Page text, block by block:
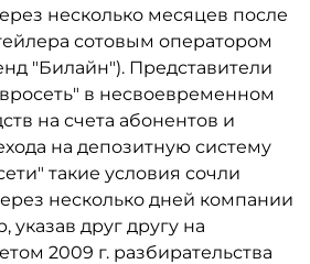
несколько месяцев после
сотовым оператором
"Билайн"). Представители
в несвоевременном
на счета абонентов и
на депозитную систему
такие условия сочли
несколько дней компании
указав друг другу на
2009 г. разбирательства